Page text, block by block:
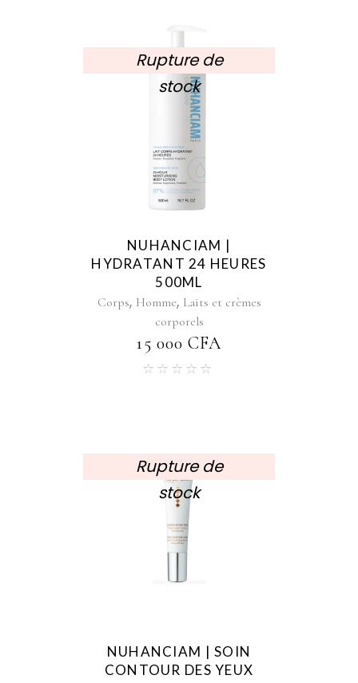
Rupture de
stock
NUHANCIAM |
HYDRATANT 24 HEURES
500ML
Corps, Homme, Laits et crèmes
corporels
15 000CFA
Rupture de
stock
NUHANCIAM | SOIN
CONTOUR DES YEUX